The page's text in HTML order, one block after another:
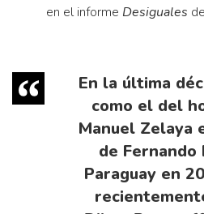
en el informe Desiguales
En la última
como el del
Manuel Zelaya
de Fernando
Paraguay en